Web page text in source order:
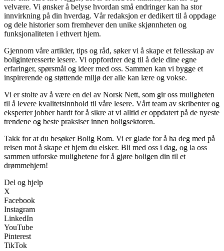
velvære. Vi ønsker å belyse hvordan små endringer kan ha stor
innvirkning på din hverdag. Vår redaksjon er dedikert til å oppdage
og dele historier som fremhever den unike skjønnheten og
funksjonaliteten i ethvert hjem.
Gjennom våre artikler, tips og råd, søker vi å skape et fellesskap av
boliginteresserte lesere. Vi oppfordrer deg til å dele dine egne
erfaringer, spørsmål og ideer med oss. Sammen kan vi bygge et
inspirerende og støttende miljø der alle kan lære og vokse.
Vi er stolte av å være en del av Norsk Nett, som gir oss muligheten
til å levere kvalitetsinnhold til våre lesere. Vårt team av skribenter og
eksperter jobber hardt for å sikre at vi alltid er oppdatert på de nyeste
trendene og beste praksiser innen boligsektoren.
Takk for at du besøker Bolig Rom. Vi er glade for å ha deg med på
reisen mot å skape et hjem du elsker. Bli med oss i dag, og la oss
sammen utforske mulighetene for å gjøre boligen din til et
drømmehjem!
Del og hjelp
X
Facebook
Instagram
LinkedIn
YouTube
Pinterest
TikTok